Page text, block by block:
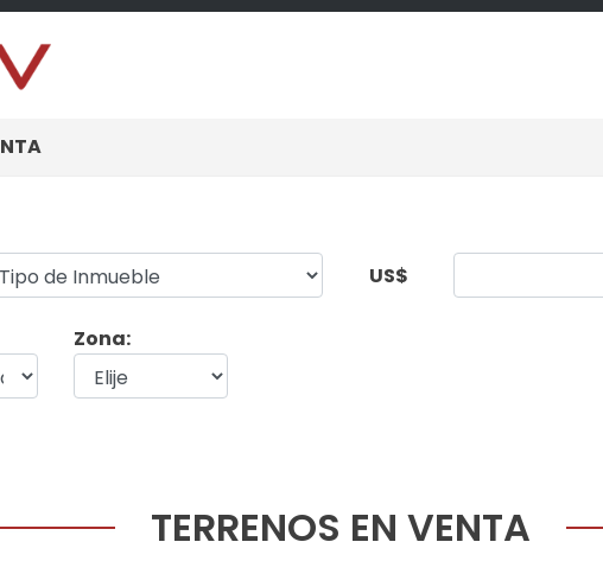
US$
Zona:
TERRENOS EN VENTA